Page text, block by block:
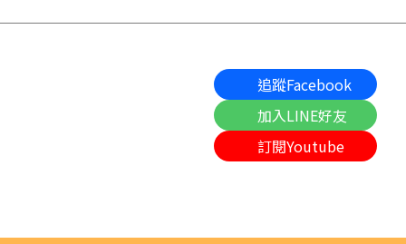
追蹤Facebook
加入LINE好友
訂閱Youtube